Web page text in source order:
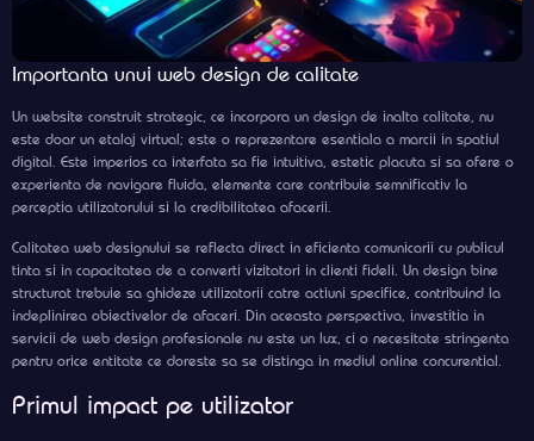
Importanta unui web design de calitate
Un website construit strategic, ce incorpora un design de inalta calitate, nu
este doar un etalaj virtual; este o reprezentare esentiala a marcii in spatiul
digital. Este imperios ca interfata sa fie intuitiva, estetic placuta si sa ofere o
experienta de navigare fluida, elemente care contribuie semnificativ la
perceptia utilizatorului si la credibilitatea afacerii.
Calitatea web designului se reflecta direct in eficienta comunicarii cu publicul
tinta si in capacitatea de a converti vizitatori in clienti fideli. Un design bine
structurat trebuie sa ghideze utilizatorii catre actiuni specifice, contribuind la
indeplinirea obiectivelor de afaceri. Din aceasta perspectiva, investitia in
servicii de web design profesionale nu este un lux, ci o necesitate stringenta
pentru orice entitate ce doreste sa se distinga in mediul online concurential.
Primul impact pe utilizator